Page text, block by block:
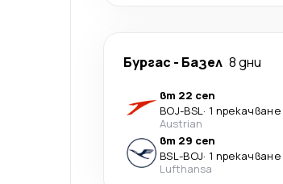
Бургас - Базел 8 дни
вт 22 сеп
BOJ-BSL· 1 прекачване
Austrian
вт 29 сеп
BSL-BOJ· 1 прекачване
Lufthansa